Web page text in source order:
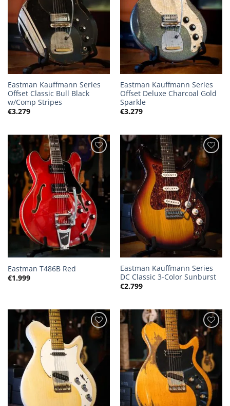
Eastman Kauffmann Series
Offset Classic Bull Black
w/Comp Stripes
€3.279
Eastman Kauffmann Series
Offset Deluxe Charcoal Gold
Sparkle
€3.279
Eastman T486B Red
€1.999
Eastman Kauffmann Series
DC Classic 3-Color Sunburst
€2.799